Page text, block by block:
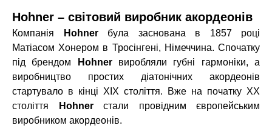
Hohner – світовий виробник акордеонів
Компанія Hohner була заснована в 1857 році
Матіасом Хонером в Тросінгені, Німеччина. Спочатку
під брендом
Hohner виробляли губні гармоніки, а
виробництво простих діатонічних акордеонів
стартувало в кінці XIX століття. Вже на початку XX
століття
Hohner стали провідним європейським
виробником акордеонів.